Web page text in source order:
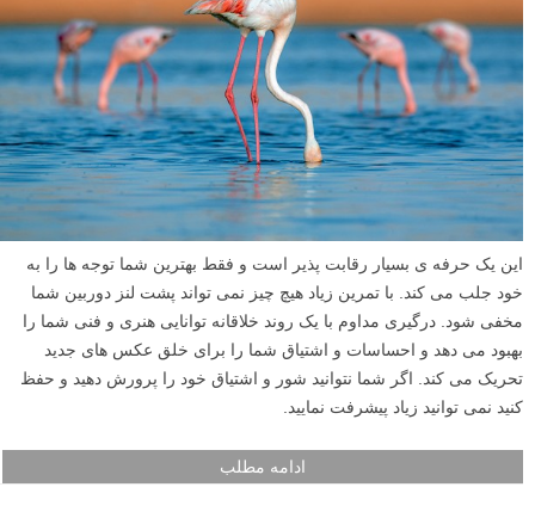
این یک حرفه ی بسیار رقابت پذیر است و فقط بهترین شما توجه ها را به
خود جلب می کند. با تمرین زیاد هیچ چیز نمی تواند پشت لنز دوربین شما
مخفی شود. درگیری مداوم با یک روند خلاقانه توانایی هنری و فنی شما را
بهبود می دهد و احساسات و اشتیاق شما را برای خلق عکس های جدید
تحریک می کند. اگر شما نتوانید شور و اشتیاق خود را پرورش دهید و حفظ
کنید نمی توانید زیاد پیشرفت نمایید.
ادامه مطلب